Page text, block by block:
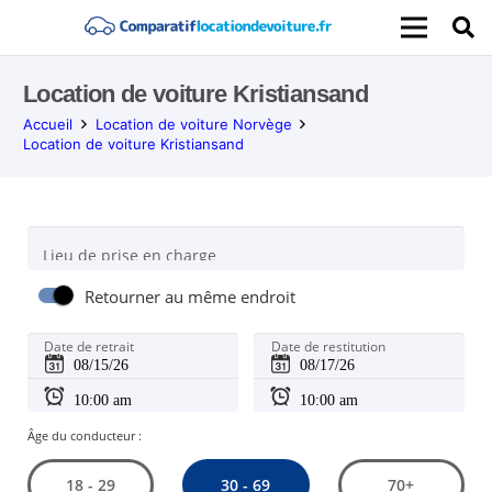
Location de voiture Kristiansand
Accueil
Location de voiture Norvège
Location de voiture Kristiansand
Lieu de prise en charge
Retourner au même endroit
Date de retrait Date de restitution
Âge du conducteur :
18 - 29 30 - 69 70+